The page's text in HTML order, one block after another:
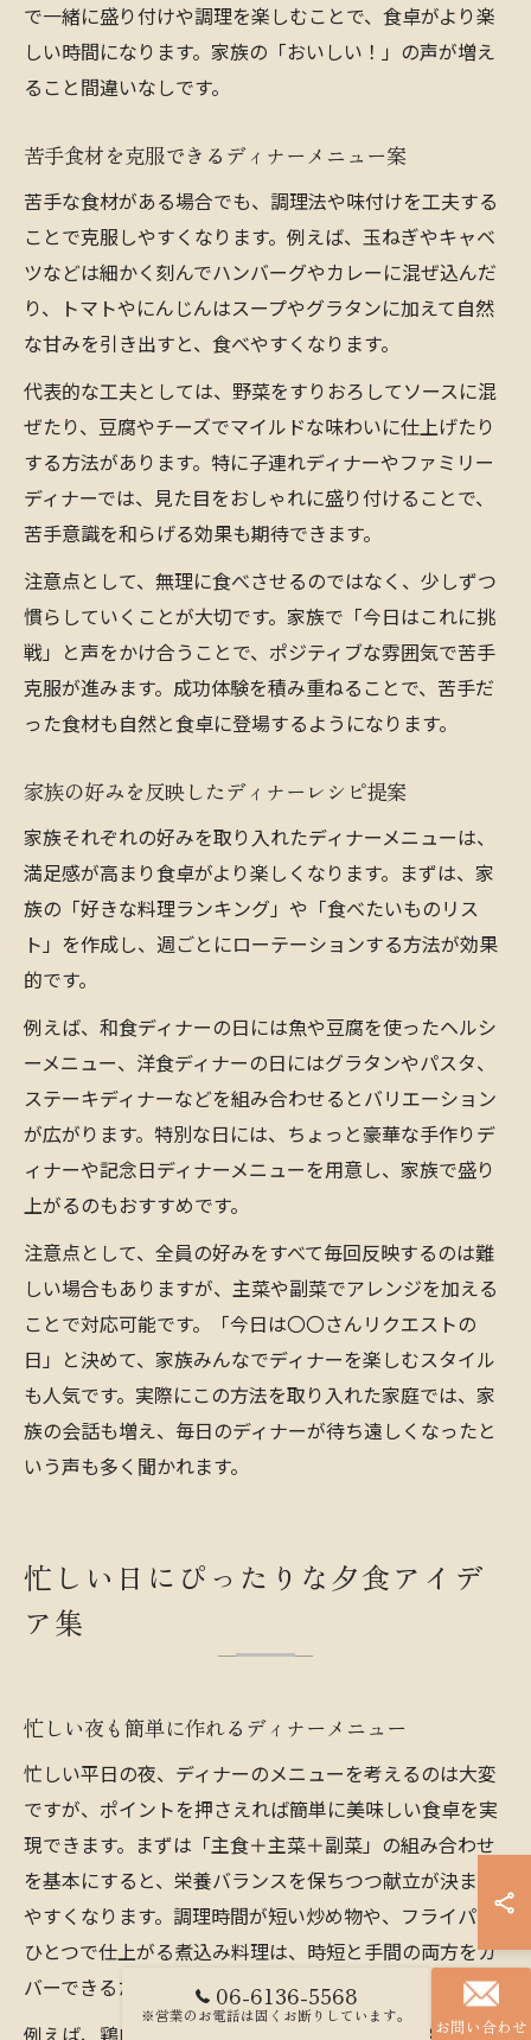
で一緒に盛り付けや調理を楽しむことで、食卓がより楽
しい時間になります。家族の「おいしい！」の声が増え
ること間違いなしです。
苦手食材を克服できるディナーメニュー案
苦手な食材がある場合でも、調理法や味付けを工夫する
ことで克服しやすくなります。例えば、玉ねぎやキャベ
ツなどは細かく刻んでハンバーグやカレーに混ぜ込んだ
り、トマトやにんじんはスープやグラタンに加えて自然
な甘みを引き出すと、食べやすくなります。
代表的な工夫としては、野菜をすりおろしてソースに混
ぜたり、豆腐やチーズでマイルドな味わいに仕上げたり
する方法があります。特に子連れディナーやファミリー
ディナーでは、見た目をおしゃれに盛り付けることで、
苦手意識を和らげる効果も期待できます。
注意点として、無理に食べさせるのではなく、少しずつ
慣らしていくことが大切です。家族で「今日はこれに挑
戦」と声をかけ合うことで、ポジティブな雰囲気で苦手
克服が進みます。成功体験を積み重ねることで、苦手だ
った食材も自然と食卓に登場するようになります。
家族の好みを反映したディナーレシピ提案
家族それぞれの好みを取り入れたディナーメニューは、
満足感が高まり食卓がより楽しくなります。まずは、家
族の「好きな料理ランキング」や「食べたいものリス
ト」を作成し、週ごとにローテーションする方法が効果
的です。
例えば、和食ディナーの日には魚や豆腐を使ったヘルシ
ーメニュー、洋食ディナーの日にはグラタンやパスタ、
ステーキディナーなどを組み合わせるとバリエーション
が広がります。特別な日には、ちょっと豪華な手作りデ
ィナーや記念日ディナーメニューを用意し、家族で盛り
上がるのもおすすめです。
注意点として、全員の好みをすべて毎回反映するのは難
しい場合もありますが、主菜や副菜でアレンジを加える
ことで対応可能です。「今日は〇〇さんリクエストの
日」と決めて、家族みんなでディナーを楽しむスタイル
も人気です。実際にこの方法を取り入れた家庭では、家
族の会話も増え、毎日のディナーが待ち遠しくなったと
いう声も多く聞かれます。
忙しい日にぴったりな夕食アイデ
ア集
忙しい夜も簡単に作れるディナーメニュー
忙しい平日の夜、ディナーのメニューを考えるのは大変
ですが、ポイントを押さえれば簡単に美味しい食卓を実
現できます。まずは「主食＋主菜＋副菜」の組み合わせ
を基本にすると、栄養バランスを保ちつつ献立が決まり
やすくなります。調理時間が短い炒め物や、フライパン
ひとつで仕上がる煮込み料理は、時短と手間の両方をカ
バーできるため多くの家庭で人気です。
例えば、鶏肉と野菜を使った中華風炒めや、豚肉のバラ
06-6136-5568
※営業のお電話は固くお断りしています。 お問い合わせ